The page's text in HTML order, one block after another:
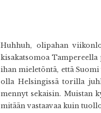
Huhhuh, olipahan
kisakatsomoa
ihan mieletöntä, että
olla Helsingissä torilla
mennyt sekaisin. Muistan
mitään vastaavaa kuin